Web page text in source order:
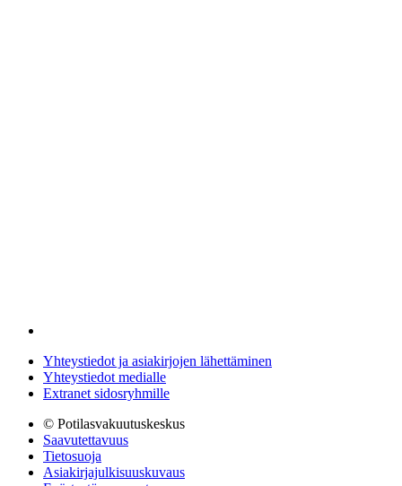
Yhteystiedot ja asiakirjojen lähettäminen
Yhteystiedot medialle
Extranet sidosryhmille
© Potilasvakuutuskeskus
Saavutettavuus
Tietosuoja
Asiakirjajulkisuuskuvaus